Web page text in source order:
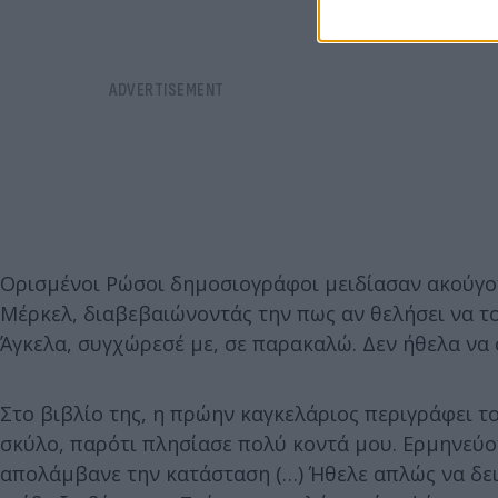
Ορισμένοι Ρώσοι δημοσιογράφοι μειδίασαν
Μέρκελ, διαβεβαιώνοντάς την πως αν θελήσει να
Άγκελα, συγχώρεσέ με, σε παρακαλώ. Δεν ήθελα να
Στο βιβλίο της, η πρώην καγκελάριος περιγράφει
σκύλο, παρότι πλησίασε πολύ κοντά μου.
απολάμβανε την κατάσταση (…) Ήθελε απλώς να